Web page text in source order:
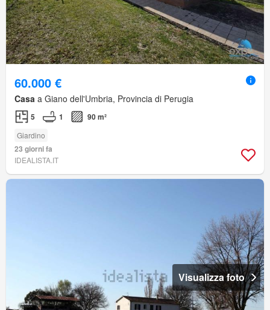
60.000 €
Casa a Giano dell'Umbria, Provincia di Perugia
5 1 90 m²
Giardino
23 giorni fa
IDEALISTA.IT
Visualizza foto